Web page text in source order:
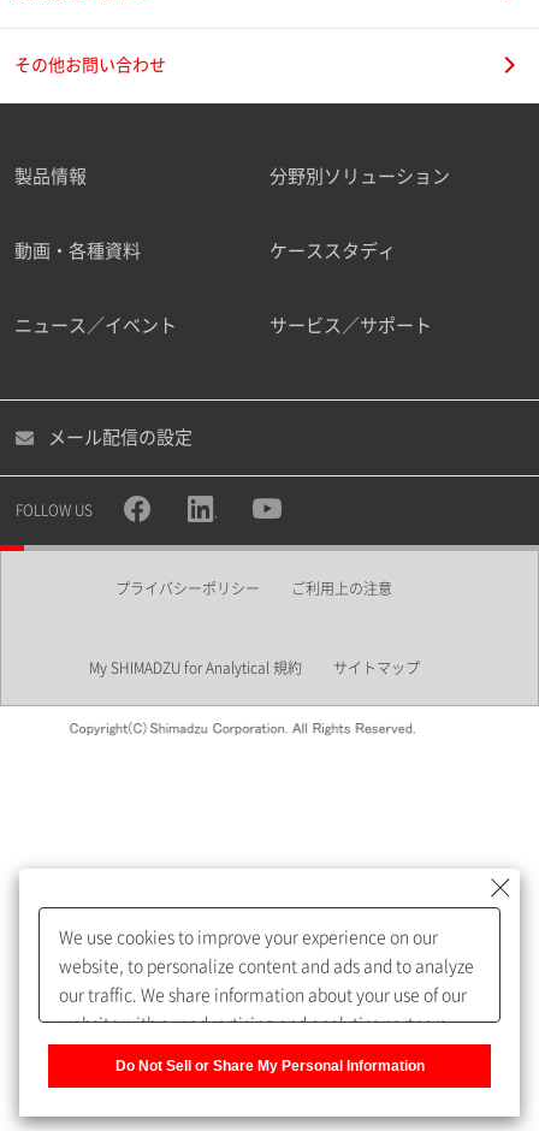
ご勤務先
職種
所属部署
めします。
My SHIMADZU for Analyticalへ登録いただくと、技術情報や
取扱説明書・Webinarなどの閲覧ができます。
うになります。
その他お問い合わせ
製品情報 分野別ソリューション
動画・各種資料 ケーススタディ
ニュース／イベント サービス／サポート
メール配信の設定
FOLLOW US
プライバシーポリシー ご利用上の注意
My SHIMADZU for Analytical 規約 サイトマップ
We use cookies to improve your experience on our
website, to personalize content and ads and to analyze
our traffic. We share information about your use of our
website with our advertising and analytics partners,
Do Not Sell or Share My Personal Information